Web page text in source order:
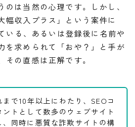
のは当然の心理です。しかし、
幅収入プラス」という案件に
いる、あるいは登録後に名前や
を求められて「おや？」と手が
その直感は正解です。
で10年以上にわたり、SEOコ
ントとして数多のウェブサイト
、同時に悪質な詐欺サイトの構